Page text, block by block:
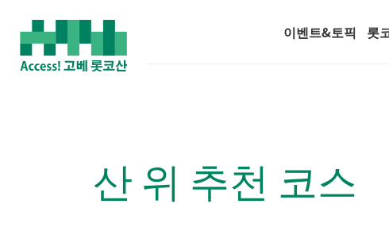
이벤트&토픽 롯
산 위 추천 코스